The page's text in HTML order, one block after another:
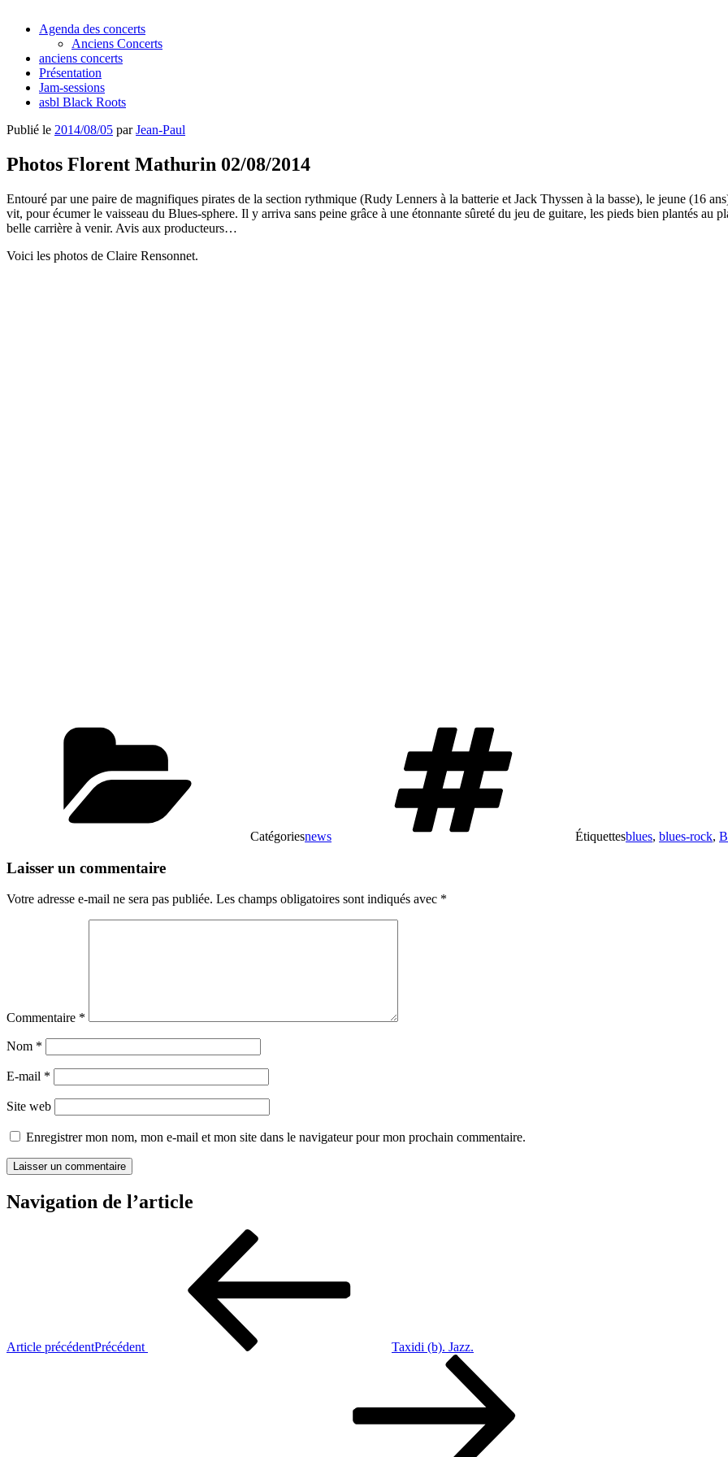
Agenda des concerts
Anciens Concerts
anciens concerts
Présentation
Jam-sessions
asbl Black Roots
Publié le 2014/08/05 parJean-Paul
Photos Florent Mathurin 02/08/2014
Entouré par une paire de magnifiques pirates de la section rythmique (Rudy Lenners à la batterie et Jack Thyssen à la basse), le jeune (16
vit, pour écumer le vaisseau du Blues-sphere. Il y arriva sans peine grâce à une étonnante sûreté du jeu de guitare, les pieds bien plantés au
belle carrière à venir. Avis aux producteurs…
Voici les photos de Claire Rensonnet.
Catégoriesnews Étiquettesblues, blues-rock,
Laisser un commentaire
Votre adresse e-mail ne sera pas publiée. Les champs obligatoires sont indiqués avec *
Commentaire *
Nom *
E-mail *
Site web
Enregistrer mon nom, mon e-mail et mon site dans le navigateur pour mon prochain commentaire.
Navigation de l’article
Article précédentPrécédent Taxidi (b). Jazz.